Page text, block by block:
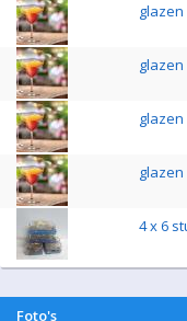
glazen
glazen
glazen
glazen
4 x 6
Foto's